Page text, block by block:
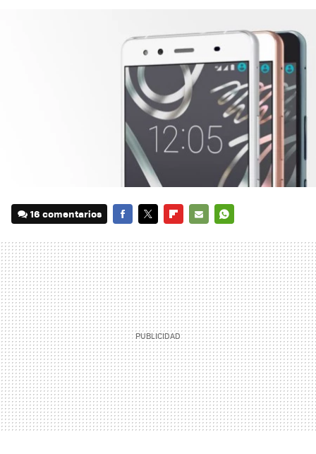
16 comentarios
MAIL